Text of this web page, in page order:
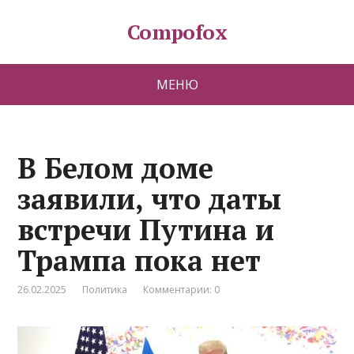
Compofox
МЕНЮ
В Белом доме
заявили, что даты
встречи Путина и
Трампа пока нет
26.02.2025 Политика Комментарии: 0